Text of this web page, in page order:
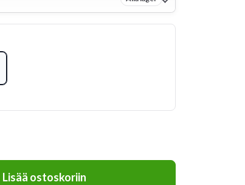
Lisää ostoskoriin